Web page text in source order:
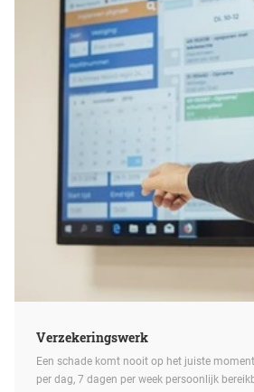
Verzekeringswerk
Een schade komt nooit op het juiste
per dag, 7 dagen per week persoonlijk